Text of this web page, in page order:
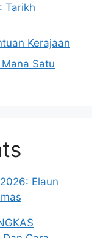
Tarikh
Kerajaan
Satu
Elaun